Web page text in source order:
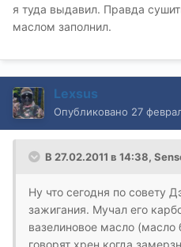
я туда выдавил. Правда
маслом заполнил.
Lexsus
Опубликовано 27
В 27.02.2011 в 14:38,
Ну что сегодня по совету
зажигания. Мучал его
вазелиновое масло (масло